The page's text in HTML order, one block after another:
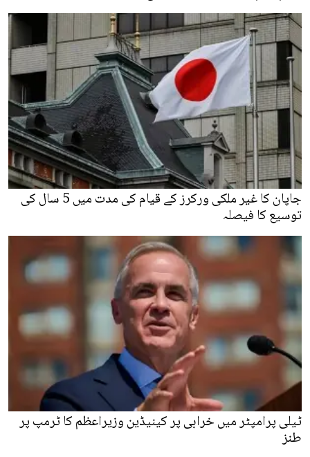
جاپان کا غیر ملکی ورکرز کے قیام کی مدت میں 5 سال کی
توسیع کا فیصلہ
ٹیلی پرامپٹر میں خرابی پر کینیڈین وزیراعظم کا ٹرمپ پر
طنز